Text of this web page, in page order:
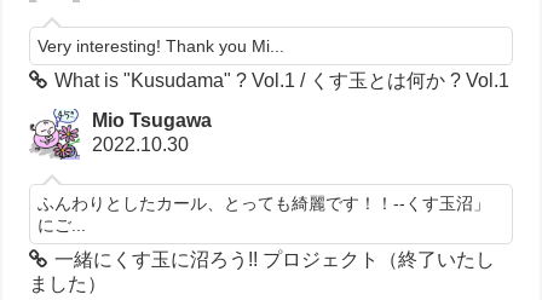
Very interesting! Thank you Mi...
What is "Kusudama" ? Vol.1 / くす玉とは何か ? Vol.1
Mio Tsugawa
2022.10.30
ふんわりとしたカール、とっても綺麗です！！--くす玉沼」
にご...
一緒にくす玉に沼ろう!! プロジェクト（終了いたし
ました）